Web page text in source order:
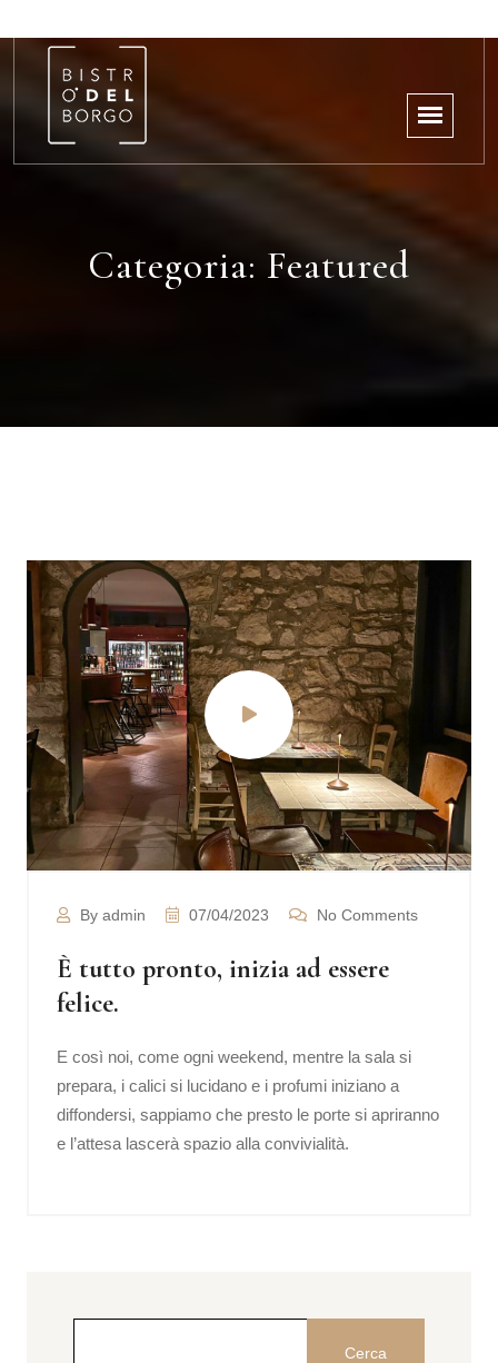
Categoria: Featured
By admin 07/04/2023 No Comments
È tutto pronto, inizia ad essere
felice.
E così noi, come ogni weekend, mentre la sala si
prepara, i calici si lucidano e i profumi iniziano a
diffondersi, sappiamo che presto le porte si apriranno
e l’attesa lascerà spazio alla convivialità.
Cerca